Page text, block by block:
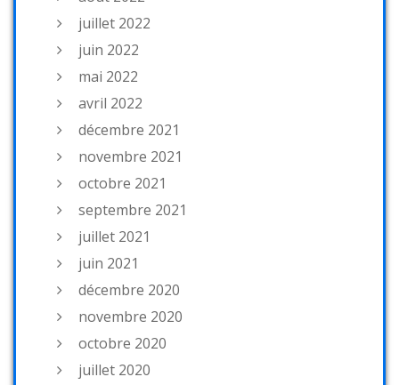
juillet 2022
juin 2022
mai 2022
avril 2022
décembre 2021
novembre 2021
octobre 2021
septembre 2021
juillet 2021
juin 2021
décembre 2020
novembre 2020
octobre 2020
juillet 2020